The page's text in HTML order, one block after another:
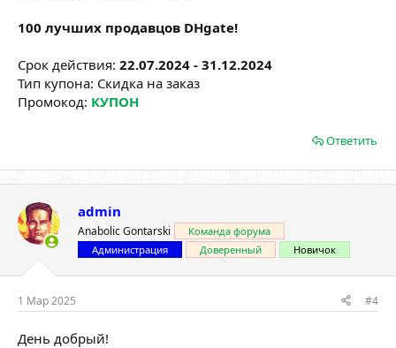
100 лучших продавцов DHgate!
Срок действия: 22.07.2024 - 31.12.2024
Тип купона: Скидка на заказ
Промокод: КУПОН
Ответить
admin
Anabolic Gontarski
Команда форума
Администрация
Доверенный Новичок
1 Мар 2025 #4
День добрый!